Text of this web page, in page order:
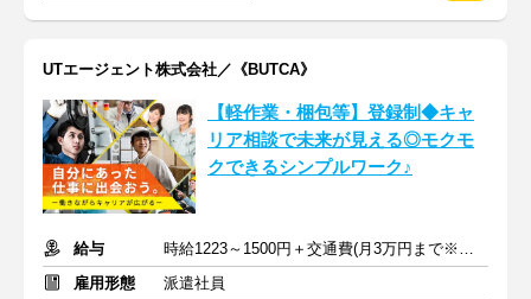
UTエージェント株式会社／《BUTCA》
【軽作業・梱包等】登録制◆キャ
リア相談で未来が見える◎モクモ
クできるシンプルワーク♪
給与
時給1223～1500円＋交通費(月3万円まで※規定あり)
雇用形態
派遣社員